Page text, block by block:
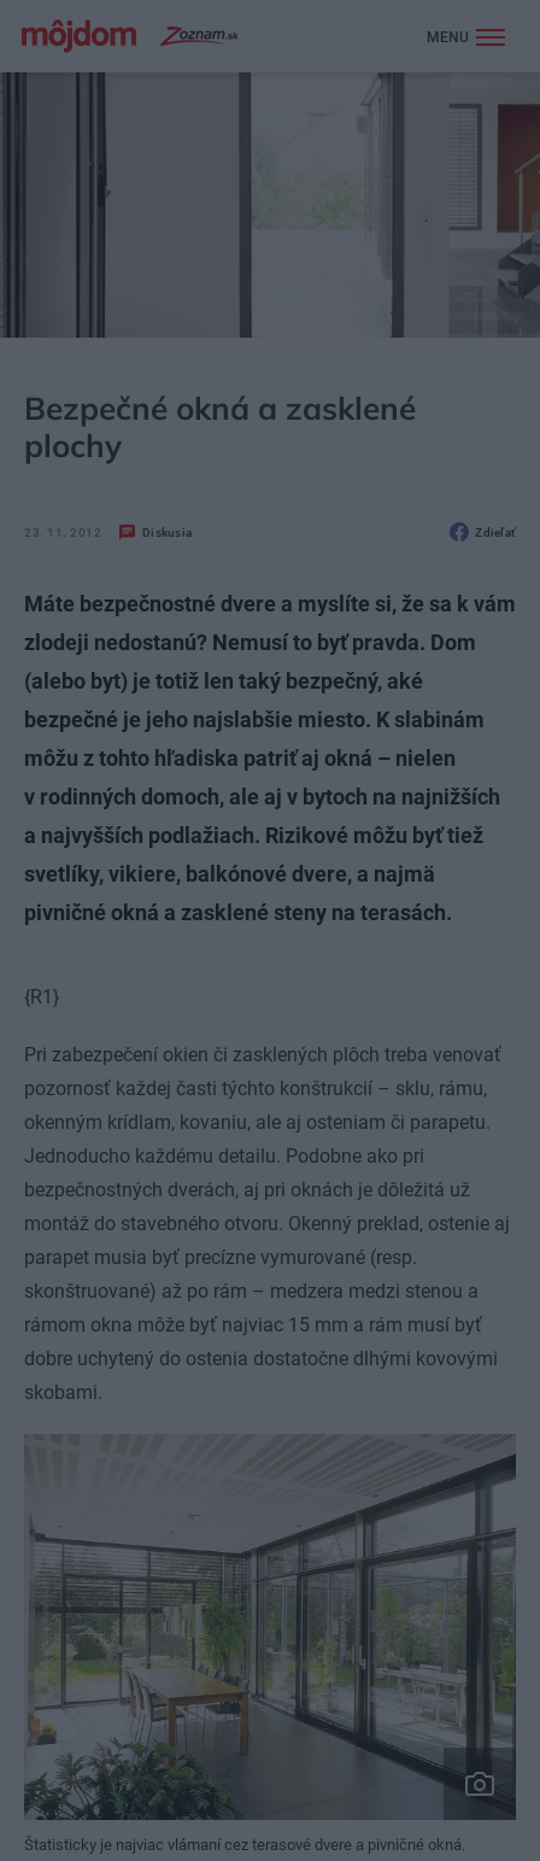
MENU
Bezpečné okná a zasklené
plochy
23. 11. 2012 Diskusia Zdieľať
Máte bezpečnostné dvere a myslíte si, že sa k vám
zlodeji nedostanú? Nemusí to byť pravda. Dom
(alebo byt) je totiž len taký bezpečný, aké
bezpečné je jeho najslabšie miesto. K slabinám
môžu z tohto hľadiska patriť aj okná – nielen
v rodinných domoch, ale aj v bytoch na najnižších
a najvyšších podlažiach. Rizikové môžu byť tiež
svetlíky, vikiere, balkónové dvere, a najmä
pivničné okná a zasklené steny na terasách.
{R1}
Pri zabezpečení okien či zasklených plôch treba venovať
pozornosť každej časti týchto konštrukcií – sklu, rámu,
okenným krídlam, kovaniu, ale aj osteniam či parapetu.
Jednoducho každému detailu. Podobne ako pri
bezpečnostných dverách, aj pri oknách je dôležitá už
montáž do stavebného otvoru. Okenný preklad, ostenie aj
parapet musia byť precízne vymurované (resp.
skonštruované) až po rám – medzera medzi stenou a
rámom okna môže byť najviac 15 mm a rám musí byť
dobre uchytený do ostenia dostatočne dlhými kovovými
skobami.
Štatisticky je najviac vlámaní cez terasové dvere a pivničné okná.